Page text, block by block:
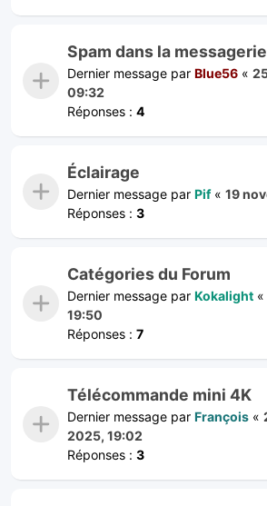
Spam dans la
Dernier message par Blue56 «
09:32
Réponses : 4
Éclairage
Dernier message par Pif« 19
Réponses : 3
Catégories du Forum
Dernier message par Kokalight «
19:50
Réponses : 7
Télécommande mini 4K
Dernier message par François «
2025, 19:02
Réponses : 3